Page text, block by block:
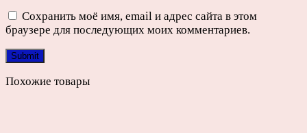
Сохранить моё имя, email и адрес сайта в этом
браузере для последующих моих комментариев.
Похожие товары